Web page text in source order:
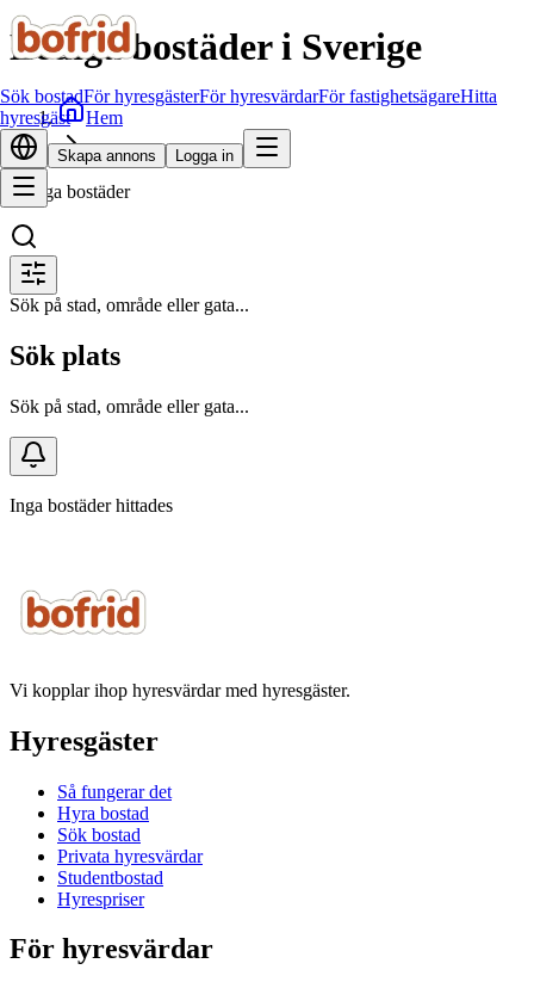
Sök bostadFör hyresgästerFör hyresvärdarFör fastighetsägareHitta
hyresgäst
Skapa annons Logga in
Lediga bostäder i Sverige
Hem
Sök bostad
Lediga bostäder
Sök på stad, område eller gata...
Sök plats
Sök på stad, område eller gata...
Inga bostäder hittades
Vi kopplar ihop hyresvärdar med hyresgäster.
Hyresgäster
Så fungerar det
Hyra bostad
Sök bostad
Privata hyresvärdar
Studentbostad
Hyrespriser
För hyresvärdar